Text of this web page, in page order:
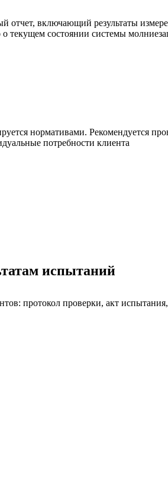
отчет, включающий результаты
состоянии системы
нормативами. Рекомендуется
потребности клиента
испытаний
протокол проверки, акт